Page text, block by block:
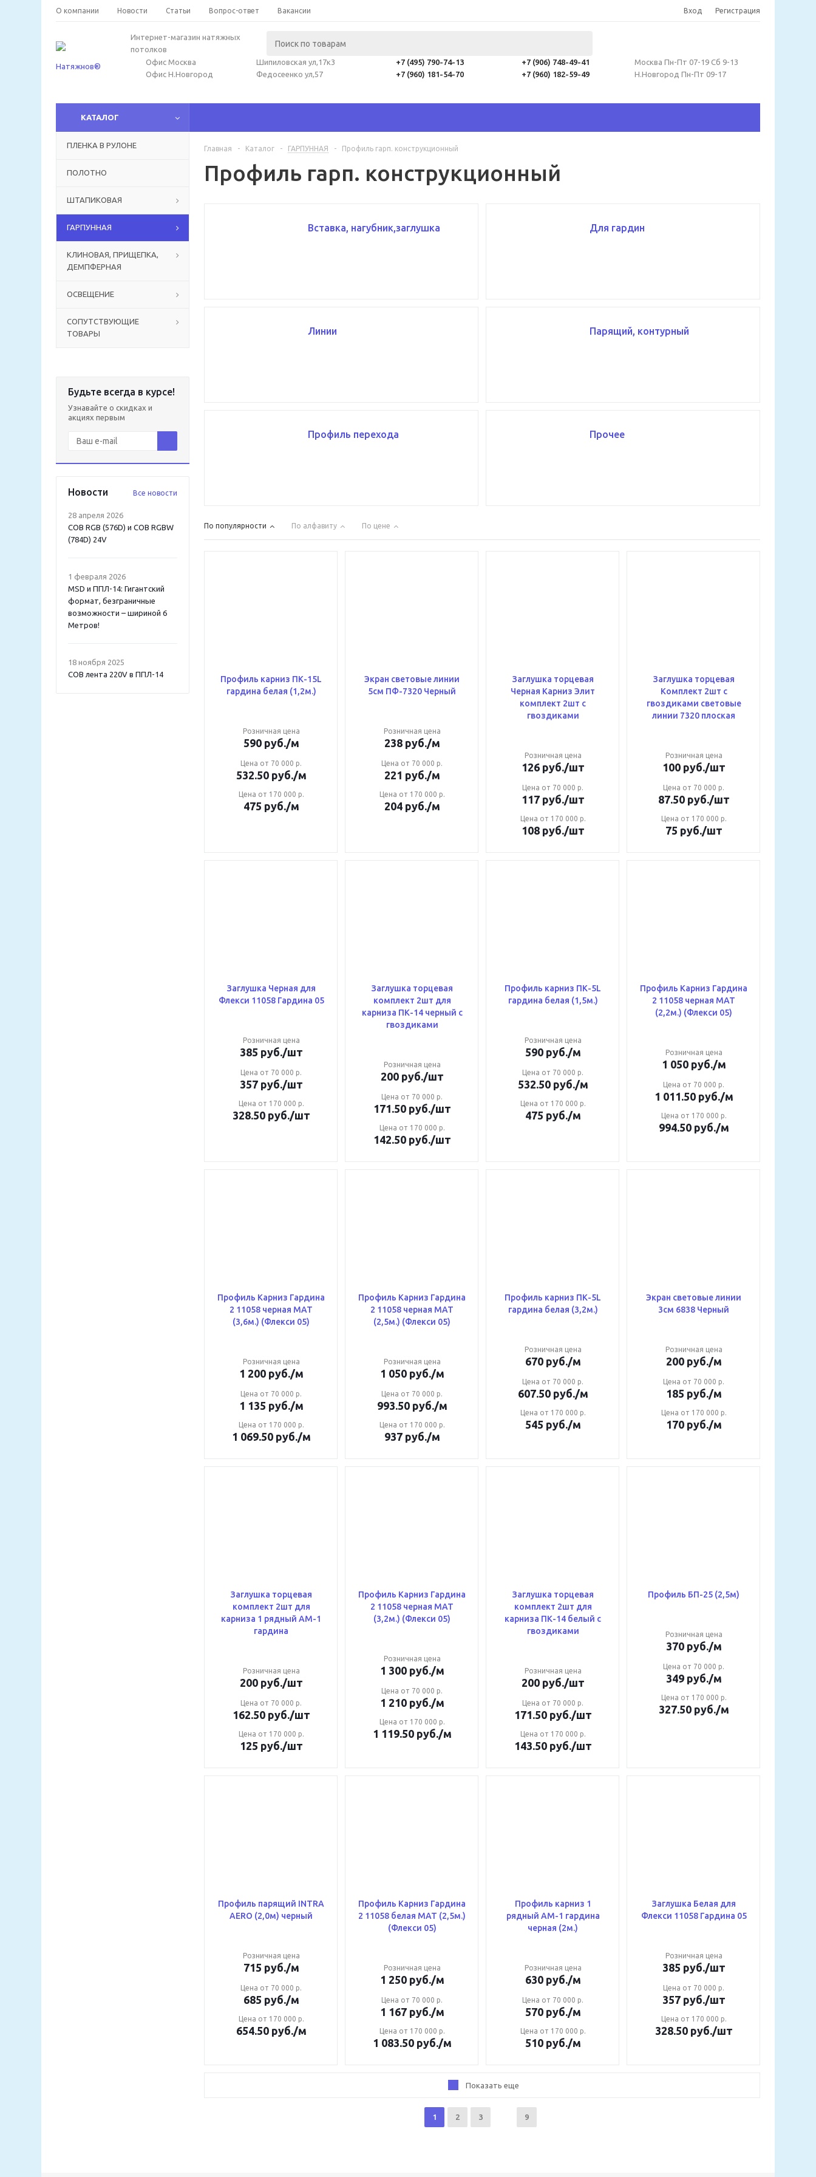
О компании Новости Статьи Вопрос-ответ Вакансии Вход Регистрация
Интернет-магазин натяжных
потолков
Офис Москва
Офис Н.Новгород
Шипиловская ул,17к3
Федосеенко ул,57
+7 (495) 790-74-13
+7 (960) 181-54-70
+7 (906) 748-49-41
+7 (960) 182-59-49
Москва Пн-Пт 07-19 Сб 9-13
Н.Новгород Пн-Пт 09-17
КАТАЛОГ
ПЛЕНКА В РУЛОНЕ
ПОЛОТНО
ШТАПИКОВАЯ
ГАРПУННАЯ
КЛИНОВАЯ, ПРИЩЕПКА,
ДЕМПФЕРНАЯ
ОСВЕЩЕНИЕ
СОПУТСТВУЮЩИЕ
ТОВАРЫ
Будьте всегда в курсе!
Узнавайте о скидках и
акциях первым
Новости Все новости
28 апреля 2026
COB RGB (576D) и COB RGBW
(784D) 24V
1 февраля 2026
MSD и ППЛ-14: Гигантский
формат, безграничные
возможности – шириной 6
Метров!
18 ноября 2025
COB лента 220V в ППЛ-14
Главная - Каталог - ГАРПУННАЯ - Профиль гарп. конструкционный
Профиль гарп. конструкционный
Вставка, нагубник,заглушка Для гардин
Линии Парящий, контурный
Профиль перехода Прочее
По популярности По алфавиту По цене
Профиль карниз ПК-15L
гардина белая (1,2м.)
Розничная цена
590руб./м
Цена от 70 000 р.
532.50руб./м
Цена от 170 000 р.
475 руб./м
Экран световые линии
5см ПФ-7320 Черный
Розничная цена
238руб./м
Цена от 70 000 р.
221 руб./м
Цена от 170 000 р.
204руб./м
Заглушка торцевая
Черная Карниз Элит
комплект 2шт с
гвоздиками
Розничная цена
126руб./шт
Цена от 70 000 р.
117руб./шт
Цена от 170 000 р.
108руб./шт
Заглушка торцевая
Комплект 2шт с
гвоздиками световые
линии 7320 плоская
Розничная цена
100руб./шт
Цена от 70 000 р.
87.50руб./шт
Цена от 170 000 р.
75 руб./шт
Заглушка Черная для
Флекси 11058 Гардина 05
Розничная цена
385 руб./шт
Цена от 70 000 р.
357руб./шт
Цена от 170 000 р.
328.50руб./шт
Заглушка торцевая
комплект 2шт для
карниза ПК-14 черный с
гвоздиками
Розничная цена
200руб./шт
Цена от 70 000 р.
171.50руб./шт
Цена от 170 000 р.
142.50руб./шт
Профиль карниз ПК-5L
гардина белая (1,5м.)
Розничная цена
590руб./м
Цена от 70 000 р.
532.50руб./м
Цена от 170 000 р.
475 руб./м
Профиль Карниз Гардина
2 11058 черная МАТ
(2,2м.) (Флекси 05)
Розничная цена
1 050руб./м
Цена от 70 000 р.
1 011.50руб./м
Цена от 170 000 р.
994.50руб./м
Профиль Карниз Гардина
2 11058 черная МАТ
(3,6м.) (Флекси 05)
Розничная цена
1 200руб./м
Цена от 70 000 р.
1 135 руб./м
Цена от 170 000 р.
1 069.50руб./м
Профиль Карниз Гардина
2 11058 черная МАТ
(2,5м.) (Флекси 05)
Розничная цена
1 050руб./м
Цена от 70 000 р.
993.50руб./м
Цена от 170 000 р.
937руб./м
Профиль карниз ПК-5L
гардина белая (3,2м.)
Розничная цена
670руб./м
Цена от 70 000 р.
607.50руб./м
Цена от 170 000 р.
545 руб./м
Экран световые линии
3см 6838 Черный
Розничная цена
200руб./м
Цена от 70 000 р.
185 руб./м
Цена от 170 000 р.
170руб./м
Заглушка торцевая
комплект 2шт для
карниза 1 рядный АМ-1
гардина
Розничная цена
200руб./шт
Цена от 70 000 р.
162.50руб./шт
Цена от 170 000 р.
125 руб./шт
Профиль Карниз Гардина
2 11058 черная МАТ
(3,2м.) (Флекси 05)
Розничная цена
1 300руб./м
Цена от 70 000 р.
1 210руб./м
Цена от 170 000 р.
1 119.50руб./м
Заглушка торцевая
комплект 2шт для
карниза ПК-14 белый с
гвоздиками
Розничная цена
200руб./шт
Цена от 70 000 р.
171.50руб./шт
Цена от 170 000 р.
143.50руб./шт
Профиль БП-25 (2,5м)
Розничная цена
370руб./м
Цена от 70 000 р.
349руб./м
Цена от 170 000 р.
327.50руб./м
Профиль парящий INTRA
AERO (2,0м) черный
Розничная цена
715 руб./м
Цена от 70 000 р.
685 руб./м
Цена от 170 000 р.
654.50руб./м
Профиль Карниз Гардина
2 11058 белая МАТ (2,5м.)
(Флекси 05)
Розничная цена
1 250руб./м
Цена от 70 000 р.
1 167руб./м
Цена от 170 000 р.
1 083.50руб./м
Профиль карниз 1
рядный АМ-1 гардина
черная (2м.)
Розничная цена
630руб./м
Цена от 70 000 р.
570руб./м
Цена от 170 000 р.
510руб./м
Заглушка Белая для
Флекси 11058 Гардина 05
Розничная цена
385 руб./шт
Цена от 70 000 р.
357руб./шт
Цена от 170 000 р.
328.50руб./шт
Показать еще
1 2 3 9